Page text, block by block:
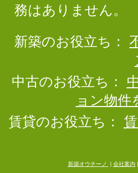
務はありません。
新築のお役立ち：
中古のお役立ち：
ョン物件
賃貸のお役立ち：
新築オウチーノ 会社案内